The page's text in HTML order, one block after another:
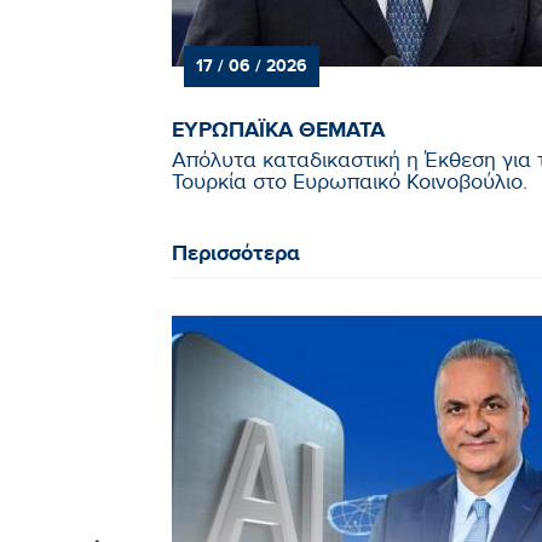
17 / 06 / 2026
ΕΥΡΩΠΑΪΚΑ ΘΕΜΑΤΑ
Απόλυτα καταδικαστική η Έκθεση για
Τουρκία στο Ευρωπαικό Κοινοβούλιο.
Περισσότερα